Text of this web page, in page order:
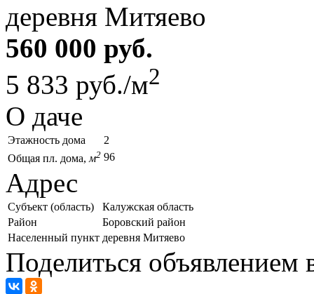
деревня Митяево
560 000 руб.
5 833 руб./м2
О даче
Этажность дома
2
Общая пл. дома, м2 96
Адрес
Субъект (область)
Калужская область
Район
Боровский район
Населенный пункт деревня Митяево
Поделиться объявлением